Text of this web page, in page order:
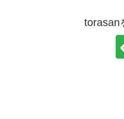
torasan